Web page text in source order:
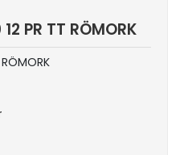
PR TT RÖMORK